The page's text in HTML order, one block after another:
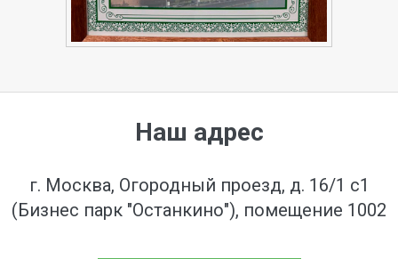
Наш адрес
г. Москва, Огородный проезд, д. 16/1 с1
(Бизнес парк "Останкино"), помещение 1002